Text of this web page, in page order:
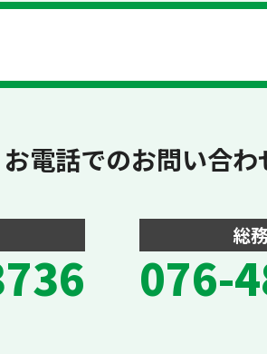
お電話でのお問い合わ
総
076-